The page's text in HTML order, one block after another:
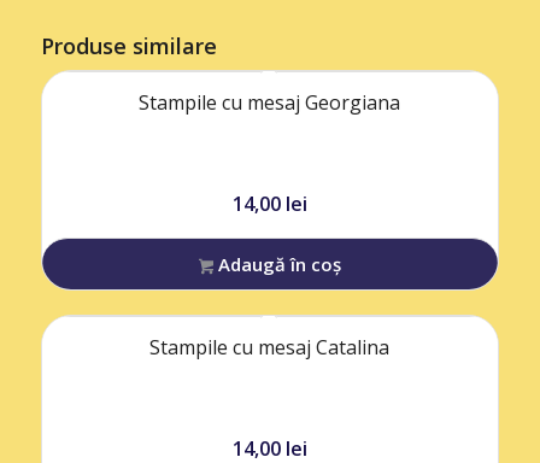
Produse similare
Stampile cu mesaj Georgiana
14,00 lei
Adaugă în coș
Stampile cu mesaj Catalina
14,00 lei